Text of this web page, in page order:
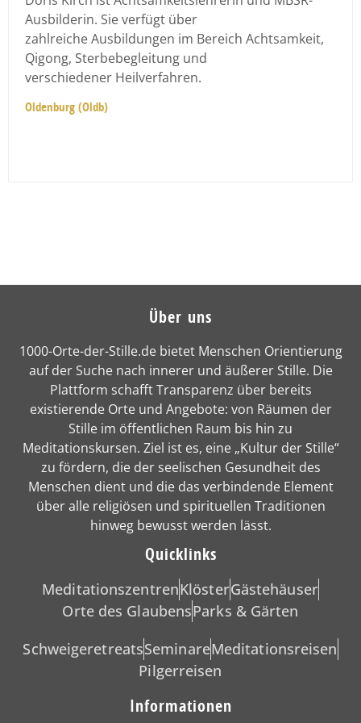
Ausbilderin. Sie verfügt über
zahlreiche Ausbildungen im Bereich Achtsamkeit,
Qigong, Sterbebegleitung und
verschiedener Heilverfahren.
Oldenburg (Oldb)
Über uns
1000-Orte-der-Stille.de bietet Menschen Orientierung
auf der Suche nach innerer und äußerer Stille. Die
Plattform schafft Transparenz über bereits
existierende Orte und Angebote: von Räumen der
Stille im öffentlichen Raum bis hin zu
Meditationskursen. Ziel ist es, eine „Kultur der Stille“
zu fördern, die der seelischen Gesundheit des
Menschen dient und die das verbindende Element
über alle religiösen und spirituellen Traditionen
hinweg bewusst werden lässt.
Quicklinks
MeditationszentrenKlösterGästehäuser
Orte des GlaubensParks & Gärten
SchweigeretreatsSeminareMeditationsreisen
Pilgerreisen
Informationen